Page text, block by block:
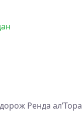
Ренда ал’Тора